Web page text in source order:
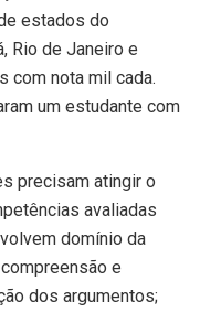
estados do
Rio de Janeiro e
com nota mil cada.
um estudante com
precisam atingir o
avaliadas
domínio da
e
dos argumentos;